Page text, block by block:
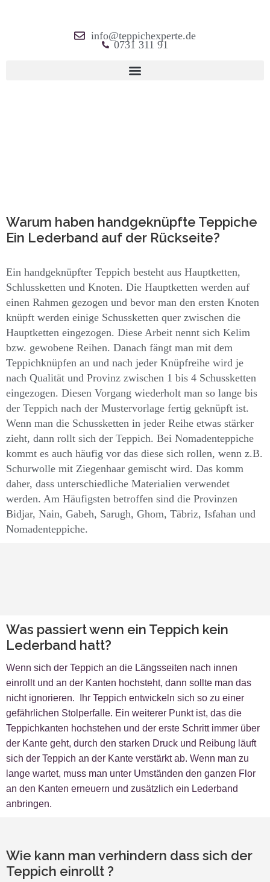
info@teppichexperte.de
0731 311 91
Warum haben handgeknüpfte Teppiche
Ein Lederband auf der Rückseite?
Ein handgeknüpfter Teppich besteht aus Hauptketten,
Schlussketten und Knoten. Die Hauptketten werden auf
einen Rahmen gezogen und bevor man den ersten Knoten
knüpft werden einige Schussketten quer zwischen die
Hauptketten eingezogen. Diese Arbeit nennt sich Kelim
bzw. gewobene Reihen. Danach fängt man mit dem
Teppichknüpfen an und nach jeder Knüpfreihe wird je
nach Qualität und Provinz zwischen 1 bis 4 Schussketten
eingezogen. Diesen Vorgang wiederholt man so lange bis
der Teppich nach der Mustervorlage fertig geknüpft ist.
Wenn man die Schussketten in jeder Reihe etwas stärker
zieht, dann rollt sich der Teppich. Bei Nomadenteppiche
kommt es auch häufig vor das diese sich rollen, wenn z.B.
Schurwolle mit Ziegenhaar gemischt wird. Das komm
daher, dass unterschiedliche Materialien verwendet
werden. Am Häufigsten betroffen sind die Provinzen
Bidjar, Nain, Gabeh, Sarugh, Ghom, Täbriz, Isfahan und
Nomadenteppiche.
Was passiert wenn ein Teppich kein
Lederband hatt?
Wenn sich der Teppich an die Längsseiten nach innen
einrollt und an der Kanten hochsteht, dann sollte man das
nicht ignorieren. Ihr Teppich entwickeln sich so zu einer
gefährlichen Stolperfalle. Ein weiterer Punkt ist, das die
Teppichkanten hochstehen und der erste Schritt immer über
der Kante geht, durch den starken Druck und Reibung läuft
sich der Teppich an der Kante verstärkt ab. Wenn man zu
lange wartet, muss man unter Umständen den ganzen Flor
an den Kanten erneuern und zusätzlich ein Lederband
anbringen.
Wie kann man verhindern dass sich der
Teppich einrollt ?